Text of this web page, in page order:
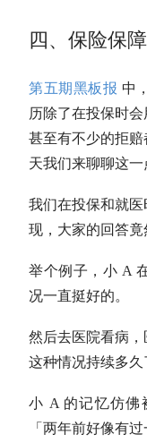
四、保险保障
第五期黑板报 中
历除了在投保时
甚至有不少的拒
天我们来聊聊这一
我们在投保和就
现，大家的回答竟
举个例子，小 A
况一直挺好的。
然后去医院看病
这种情况持续多久
小 A 的记忆仿佛
「两年前好像有